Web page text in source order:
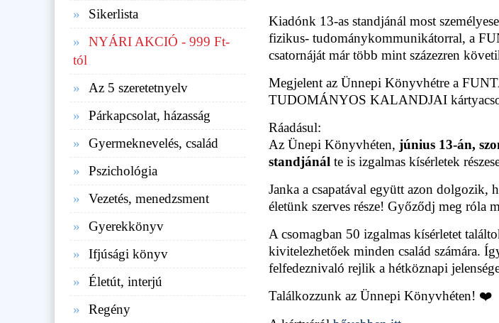
Kiadónk 13-as standjánál most
fizikus- tudománykommunikátorral, a
csatornáját már több mint százezren
Megjelent az Ünnepi Könyvhétre a
TUDOMÁNYOS KALANDJAI
Ráadásul:
Az Ünepi Könyvhéten, június 13-án,
standjánál te is izgalmas kísérletek
Janka a csapatával együtt azon dolgozik,
életünk szerves része! Győződj meg róla
A csomagban 50 izgalmas kísérletet
kivitelezhetőek minden család számára.
felfedeznivaló rejlik a hétköznapi
Találkozzunk az Ünnepi Könyvhéten! ❤️
Sikerlista
NYÁRI AKCIÓ - 999 Ft-
tól
Az 5 szeretetnyelv
Párkapcsolat, házasság
Gyermeknevelés, család
Pszichológia
Vezetés, menedzsment
Gyerekkönyv
Ifjúsági könyv
Életút, interjú
Regény